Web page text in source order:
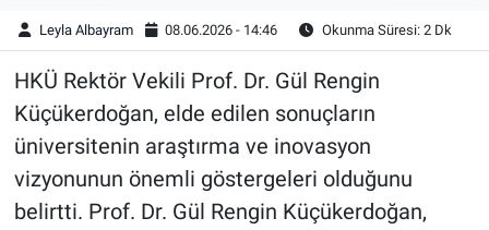
Leyla Albayram 08.06.2026 - 14:46 Okunma Süresi: 2 Dk
HKÜ Rektör Vekili Prof. Dr. Gül Rengin
Küçükerdoğan, elde edilen sonuçların
üniversitenin araştırma ve inovasyon
vizyonunun önemli göstergeleri olduğunu
belirtti. Prof. Dr. Gül Rengin Küçükerdoğan,